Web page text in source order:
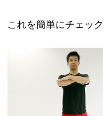
これを簡単にチェッ